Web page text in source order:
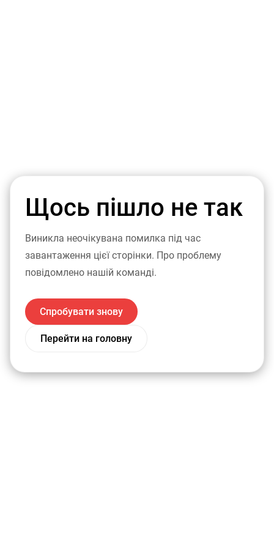
Щось пішло не так
Виникла неочікувана помилка під час
завантаження цієї сторінки. Про проблему
повідомлено нашій команді.
Спробувати знову
Перейти на головну